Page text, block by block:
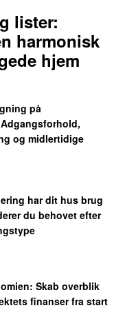
Skab overblik
finanser fra start
har dit hus brug
du behovet efter
på
og midlertidige
lister:
harmonisk
hjem